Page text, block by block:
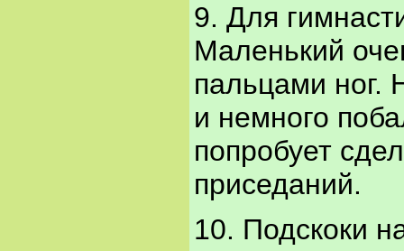
9. Для
Маленький
пальцами
и немного
попробует
приседаний.
10. Подскоки